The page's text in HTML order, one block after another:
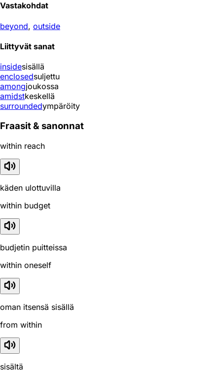
Vastakohdat
beyond, outside
Liittyvät sanat
insidesisällä
enclosedsuljettu
amongjoukossa
amidstkeskellä
surroundedympäröity
Fraasit & sanonnat
within reach
käden ulottuvilla
within budget
budjetin puitteissa
within oneself
oman itsensä sisällä
from within
sisältä